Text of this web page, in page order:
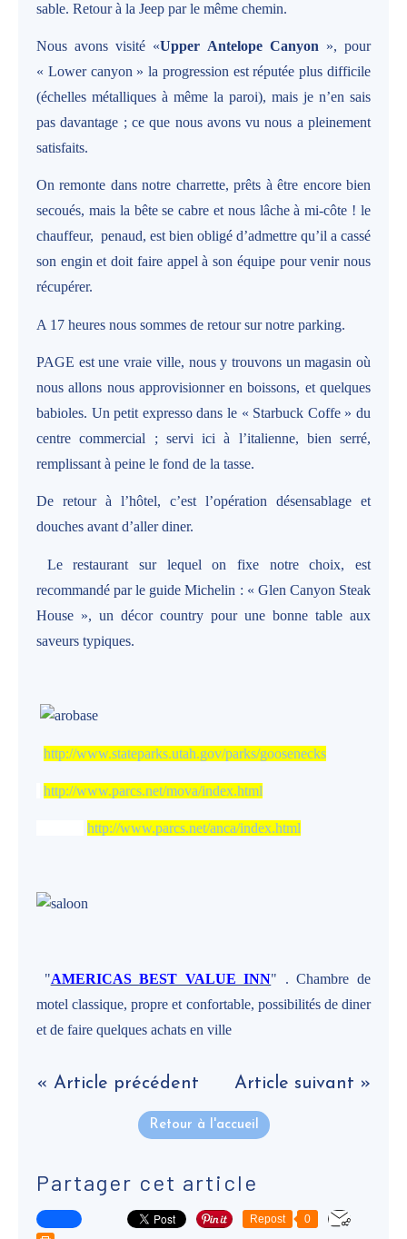
sable. Retour à la Jeep par le même chemin.
Nous avons visité «Upper Antelope Canyon », pour
« Lower canyon » la progression est réputée plus difficile
(échelles métalliques à même la paroi), mais je n’en sais
pas davantage ; ce que nous avons vu nous a pleinement
satisfaits.
On remonte dans notre charrette, prêts à être encore bien
secoués, mais la bête se cabre et nous lâche à mi-côte ! le
chauffeur, penaud, est bien obligé d’admettre qu’il a cassé
son engin et doit faire appel à son équipe pour venir nous
récupérer.
A 17 heures nous sommes de retour sur notre parking.
PAGE est une vraie ville, nous y trouvons un magasin où
nous allons nous approvisionner en boissons, et quelques
babioles. Un petit expresso dans le « Starbuck Coffe » du
centre commercial ; servi ici à l’italienne, bien serré,
remplissant à peine le fond de la tasse.
De retour à l’hôtel, c’est l’opération désensablage et
douches avant d’aller diner.
Le restaurant sur lequel on fixe notre choix, est
recommandé par le guide Michelin : « Glen Canyon Steak
House », un décor country pour une bonne table aux
saveurs typiques.
http://www.stateparks.utah.gov/parks/goosenecks
http://www.parcs.net/mova/index.html
http://www.parcs.net/anca/index.html
"AMERICAS BEST VALUE INN" . Chambre de
motel classique, propre et confortable, possibilités de diner
et de faire quelques achats en ville
« Article précédent Article suivant »
Retour à l'accueil
Partager cet article
Repost 0